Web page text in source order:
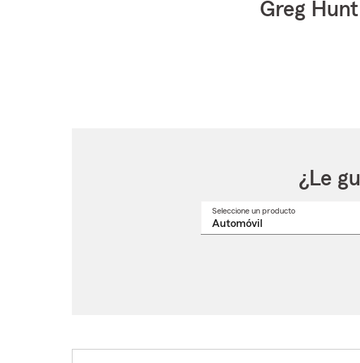
Greg Hunt
¿Le
Seleccione un productoSeleccione